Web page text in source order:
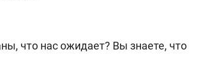
что нас ожидает? Вы знаете, что